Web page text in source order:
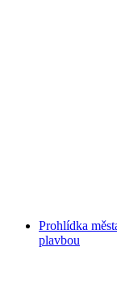
Prohlídka
plavbou